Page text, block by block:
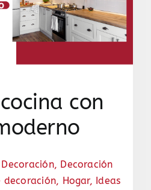
con
, Decoración
decoración, Hogar, Ideas